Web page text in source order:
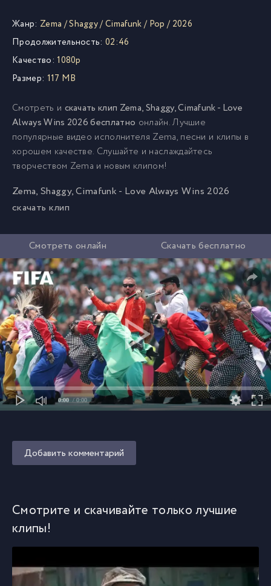
Жанр: Zema /Shaggy/Cimafunk/ Pop / 2026
Продолжительность: 02:46
Качество: 1080p
Размер: 117 MB
Смотреть и скачать клип Zema, Shaggy, Cimafunk - Love
Always Wins 2026 бесплатно онлайн. Лучшие
популярные видео исполнителя Zema, песни и клипы в
хорошем качестве. Слушайте и наслаждайтесь
творчеством Zema и новым клипом!
Zema, Shaggy, Cimafunk - Love Always Wins 2026
скачать клип
Смотреть онлайн Скачать бесплатно
0:00 / 0:00
Добавить комментарий
Смотрите и скачивайте только лучшие
клипы!